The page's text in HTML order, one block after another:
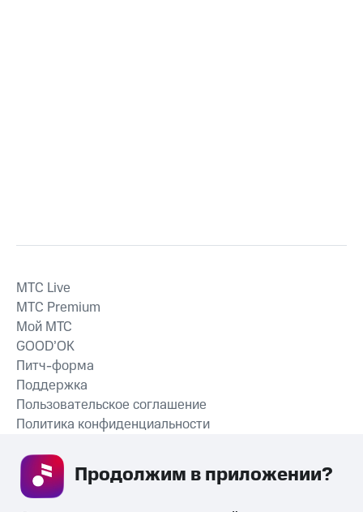
СКАЧАТЬ ПРИЛОЖЕНИЕ
MTС Live
MTС Premium
Мой МТС
GOOD’OK
Питч-форма
Поддержка
Пользовательское соглашение
Политика конфиденциальности